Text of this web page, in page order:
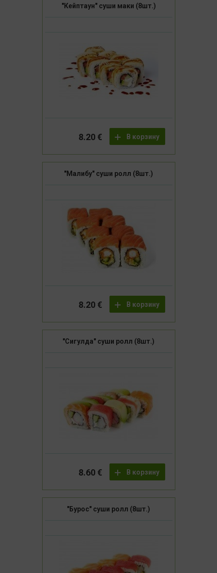
"Кейптаун" суши маки (8шт.)
В корзину
8.20 €
"Малибу" суши ролл (8шт.)
В корзину
8.20 €
"Сигулда" суши ролл (8шт.)
В корзину
8.60 €
"Бурос" суши ролл (8шт.)